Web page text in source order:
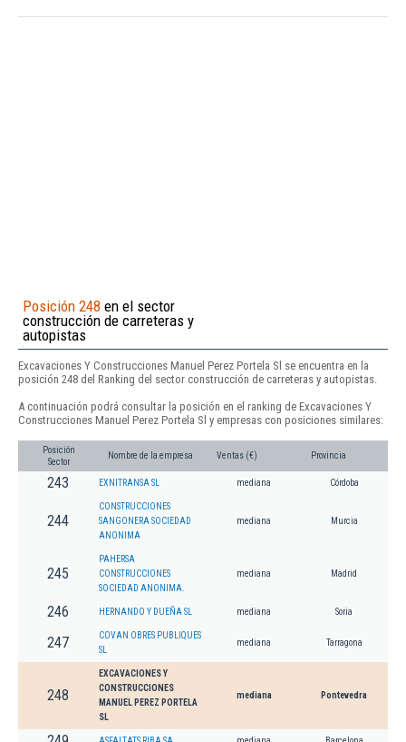
Posición 248 en el sector
construcción de carreteras y
autopistas
Excavaciones Y Construcciones Manuel Perez Portela Sl se encuentra en la
posición 248 del Ranking del sector construcción de carreteras y autopistas.
A continuación podrá consultar la posición en el ranking de Excavaciones Y
Construcciones Manuel Perez Portela Sl y empresas con posiciones similares:
Posición
Sector
Nombre de la empresa Ventas (€) Provincia
243 EXNITRANSA SL mediana Córdoba
244
CONSTRUCCIONES
SANGONERA SOCIEDAD
ANONIMA
mediana Murcia
245
PAHERSA
CONSTRUCCIONES
SOCIEDAD ANONIMA.
mediana Madrid
246 HERNANDO Y DUEÑA SL mediana Soria
247
COVAN OBRES PUBLIQUES
SL
mediana Tarragona
248
EXCAVACIONES Y
CONSTRUCCIONES
MANUEL PEREZ PORTELA
SL
mediana Pontevedra